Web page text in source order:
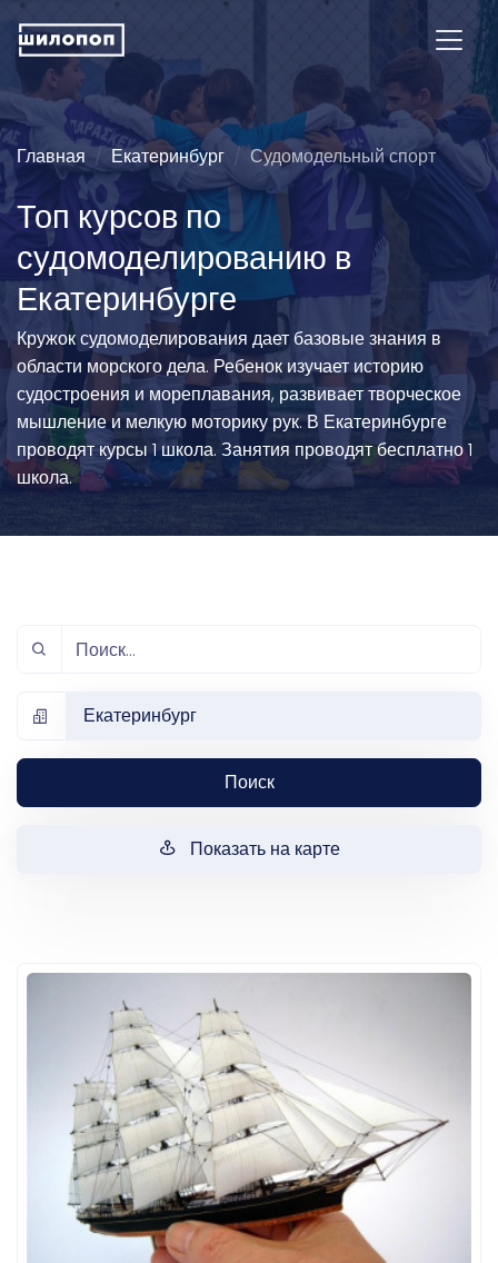
Главная Екатеринбург Судомодельный спорт
Топ курсов по
судомоделированию в
Екатеринбурге
Кружок судомоделирования дает базовые знания в
области морского дела. Ребенок изучает историю
судостроения и мореплавания, развивает творческое
мышление и мелкую моторику рук. В Екатеринбурге
проводят курсы 1 школа. Занятия проводят бесплатно 1
школа.
Екатеринбург
Поиск
Показать на карте